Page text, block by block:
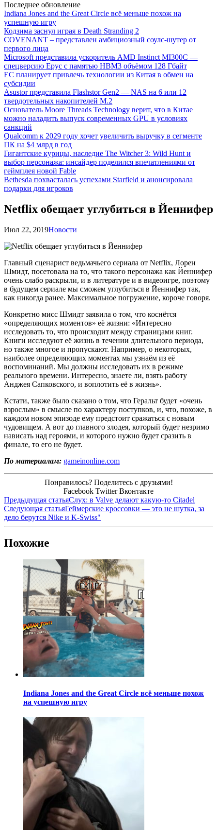
Последнее обновление
Indiana Jones and the Great Circle всё меньше похож на
успешную игру
Кодзима заснул играя в Death Stranding 2
COVENANT – представлен амбициозный соулс-шутер от
первого лица
Microsoft представила ускоритель AMD Instinct MI300C —
спецверсию Epyc с памятью HBM3 объёмом 128 Гбайт
ЕС планирует привлечь технологии из Китая в обмен на
субсидии
Asustor представила Flashstor Gen2 — NAS на 6 или 12
твердотельных накопителей M.2
Основатель Moore Threads Technology верит, что в Китае
можно наладить выпуск современных GPU в условиях
санкций
Qualcomm к 2029 году хочет увеличить выручку в сегменте
ПК на $4 млрд в год
Гигантские курицы, наследие The Witcher 3: Wild Hunt и
выбор персонажа: инсайдер поделился впечатлениями от
геймплея новой Fable
Bethesda похвасталась успехами Starfield и анонсировала
подарки для игроков
Netflix обещает углубиться в Йеннифер
Июл 22, 2019Новости
Главный сценарист ведьмачьего сериала от Netflix, Лорен
Шмидт, посетовала на то, что такого персонажа как Йеннифер
очень слабо раскрыли, и в литературе и в видеоигре, поэтому
в будущем сериале мы сможем углубиться в Йеннифер так,
как никогда ранее. Максимальное погружение, короче говоря.
Конкретно мисс Шмидт заявила о том, что коснётся
«определяющих моментов» её жизни: «Интересно
исследовать то, что происходит между страницами книг.
Книги исследуют её жизнь в течении длительного периода,
но также многое и пропускают. Например, о некоторых,
наиболее определяющих моментах мы узнаём из её
воспоминаний. Мы должны исследовать их в режиме
реального времени. Интересно, знаете ли, взять работу
Анджея Сапковского, и воплотить её в жизнь».
Кстати, также было сказано о том, что Геральт будет «очень
взрослым» в смысле по характеру поступков, и, что, похоже, в
каждом новом эпизоде ему предстоит сражаться с новым
чудовищем. А вот до главного злодея, который будет незримо
нависать над героями, и которого нужно будет сразить в
финале, то его не будет.
По материалам: gameinonline.com
Понравилось? Поделитесь с друзьями!
Facebook Twitter Вконтакте
Предыдущая статьяСлух: в Valve делают какую-то Citadel
Следующая статьяГеймерские кроссовки — это не шутка, за
дело берутся Nike и K-Swiss"
Похожие
Indiana Jones and the Great Circle всё меньше похож
на успешную игру